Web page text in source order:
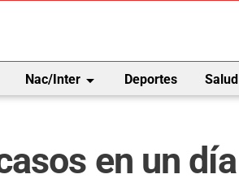
Nac/Interarrow_drop_down Deportes Salud
en un día